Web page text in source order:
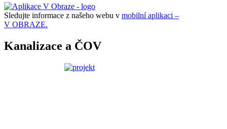
Sledujte informace z našeho webu v mobilní aplikaci –
V OBRAZE.
Kanalizace a ČOV